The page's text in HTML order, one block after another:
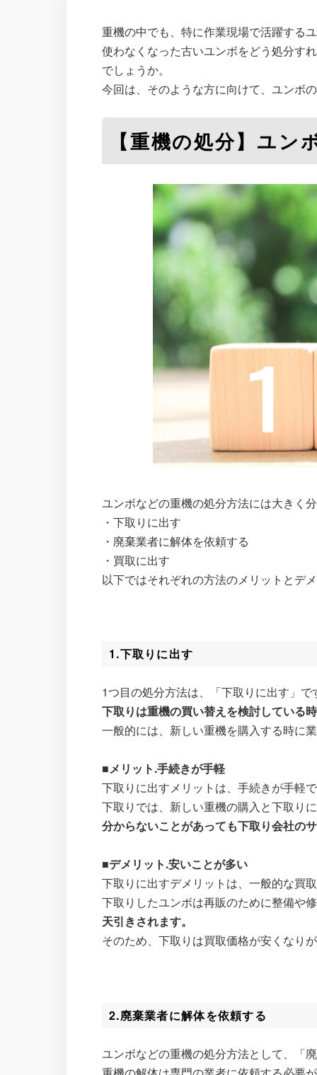
重機の中でも、特に作業現場で活躍する
使わなくなった古いユンボをどう処分す
でしょうか。
今回は、そのような方に向けて、ユンボ
【重機の処分】ユン
ユンボなどの重機の処分方法には大きく
・下取りに出す
・廃棄業者に解体を依頼する
・買取に出す
以下ではそれぞれの方法のメリットとデ
1.下取りに出す
1つ目の処分方法は、「下取りに出す」で
下取りは重機の買い替えを検討している
一般的には、新しい重機を購入する時に
■メリット.手続きが手軽
下取りに出すメリットは、手続きが手軽
下取りでは、新しい重機の購入と下取り
分からないことがあっても下取り会社の
■デメリット.安いことが多い
下取りに出すデメリットは、一般的な買
下取りしたユンボは再販のために整備や
天引きされます。
そのため、下取りは買取価格が安くなり
2.廃棄業者に解体を依頼する
ユンボなどの重機の処分方法として、「